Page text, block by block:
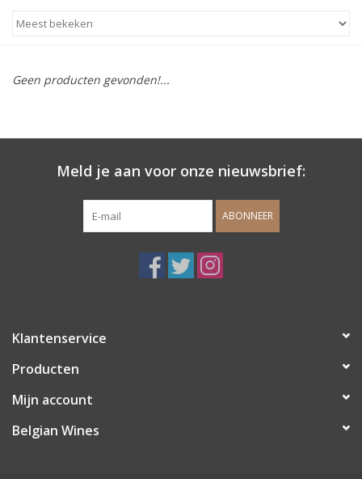
Geen producten gevonden!...
Meld je aan voor onze nieuwsbrief:
ABONNEER
Klantenservice
Producten
Mijn account
Belgian Wines